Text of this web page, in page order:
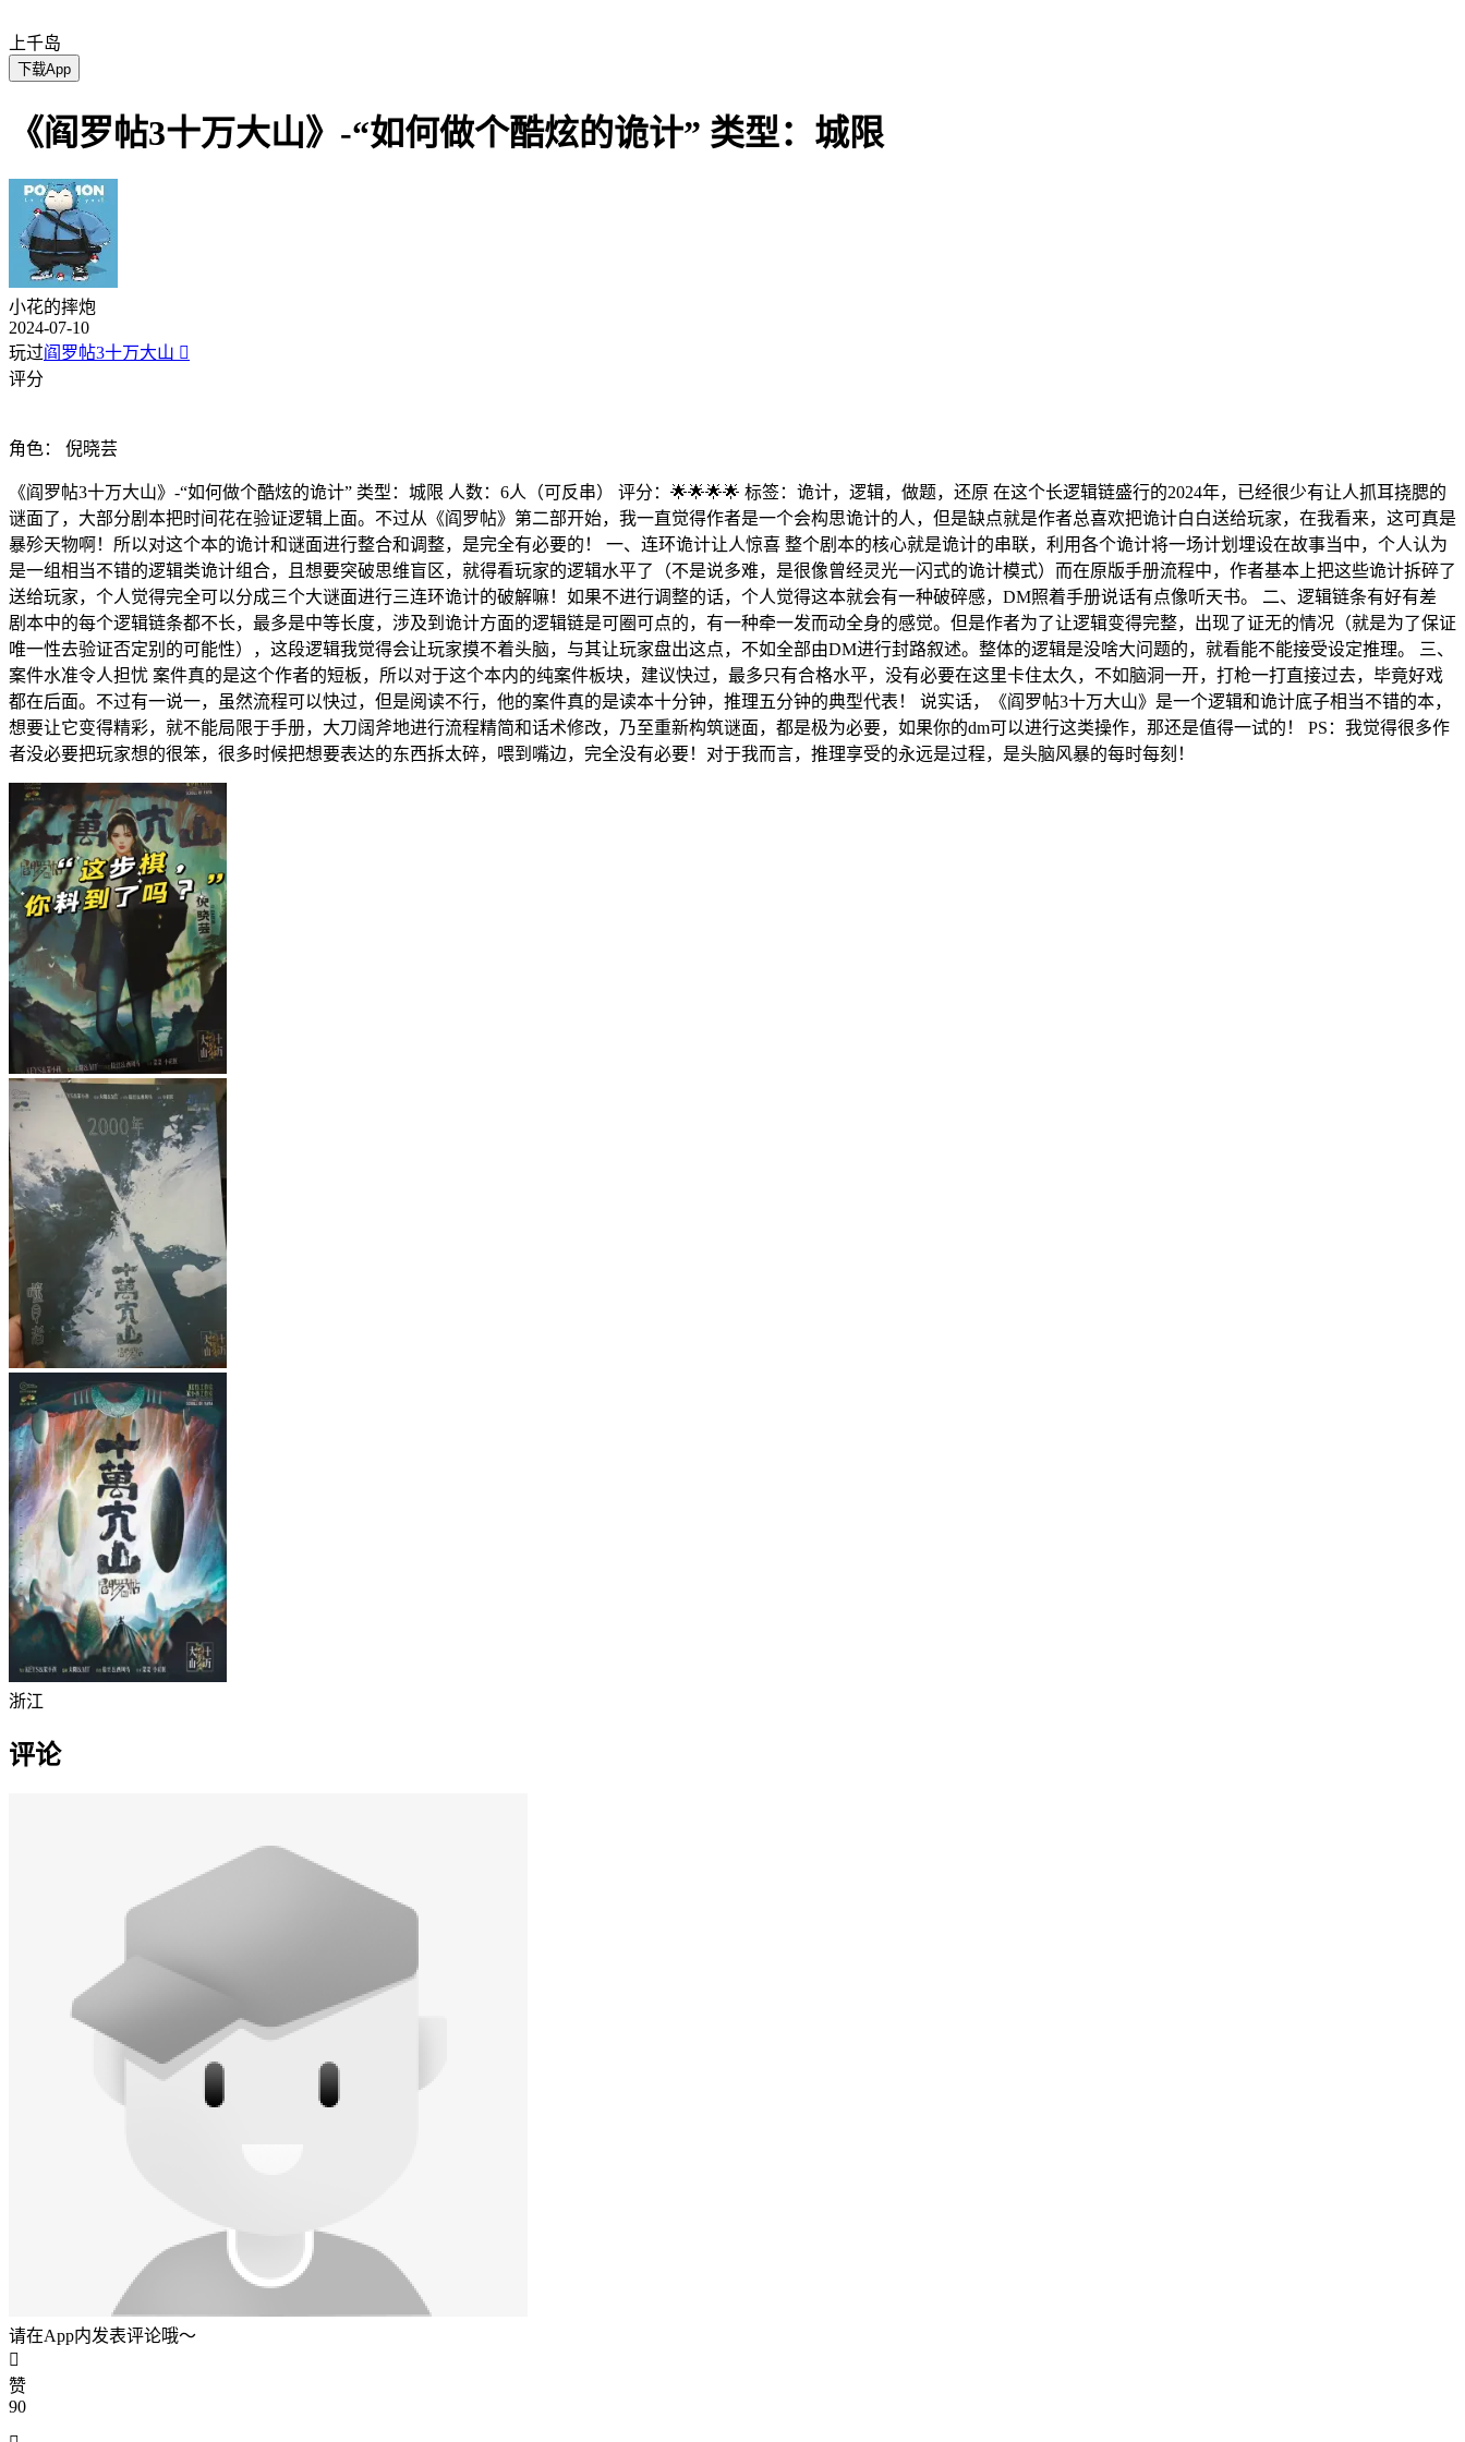
上千岛
下载App
《阎罗帖3十万大山》-“如何做个酷炫的诡计” 类型：城限
小花的摔炮
2024-07-10
玩过阎罗帖3十万大山 
评分
角色： 倪晓芸
《阎罗帖3十万大山》-“如何做个酷炫的诡计” 类型：城限 人数：6人（可反串） 评分：🌟🌟🌟🌟 标签：诡计，逻辑，做题，还原 在这个长逻辑链盛行的2024年，已经很少有让人抓耳挠腮的
谜面了，大部分剧本把时间花在验证逻辑上面。不过从《阎罗帖》第二部开始，我一直觉得作者是一个会构思诡计的人，但是缺点就是作者总喜欢把诡计白白送给玩家，在我看来，这可真是
暴殄天物啊！所以对这个本的诡计和谜面进行整合和调整，是完全有必要的！ 一、连环诡计让人惊喜 整个剧本的核心就是诡计的串联，利用各个诡计将一场计划埋设在故事当中，个人认为
是一组相当不错的逻辑类诡计组合，且想要突破思维盲区，就得看玩家的逻辑水平了（不是说多难，是很像曾经灵光一闪式的诡计模式）而在原版手册流程中，作者基本上把这些诡计拆碎了
送给玩家，个人觉得完全可以分成三个大谜面进行三连环诡计的破解嘛！如果不进行调整的话，个人觉得这本就会有一种破碎感，DM照着手册说话有点像听天书。 二、逻辑链条有好有差
剧本中的每个逻辑链条都不长，最多是中等长度，涉及到诡计方面的逻辑链是可圈可点的，有一种牵一发而动全身的感觉。但是作者为了让逻辑变得完整，出现了证无的情况（就是为了保证
唯一性去验证否定别的可能性），这段逻辑我觉得会让玩家摸不着头脑，与其让玩家盘出这点，不如全部由DM进行封路叙述。整体的逻辑是没啥大问题的，就看能不能接受设定推理。 三、
案件水准令人担忧 案件真的是这个作者的短板，所以对于这个本内的纯案件板块，建议快过，最多只有合格水平，没有必要在这里卡住太久，不如脑洞一开，打枪一打直接过去，毕竟好戏
都在后面。不过有一说一，虽然流程可以快过，但是阅读不行，他的案件真的是读本十分钟，推理五分钟的典型代表！ 说实话，《阎罗帖3十万大山》是一个逻辑和诡计底子相当不错的本，
想要让它变得精彩，就不能局限于手册，大刀阔斧地进行流程精简和话术修改，乃至重新构筑谜面，都是极为必要，如果你的dm可以进行这类操作，那还是值得一试的！ PS：我觉得很多作
者没必要把玩家想的很笨，很多时候把想要表达的东西拆太碎，喂到嘴边，完全没有必要！对于我而言，推理享受的永远是过程，是头脑风暴的每时每刻！
浙江
评论
请在App内发表评论哦～

赞
90